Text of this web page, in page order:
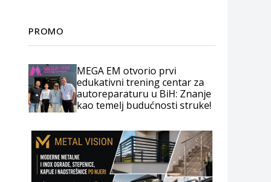
PROMO
MEGA EM otvorio prvi
edukativni trening centar za
autoreparaturu u BiH: Znanje
kao temelj budućnosti struke!